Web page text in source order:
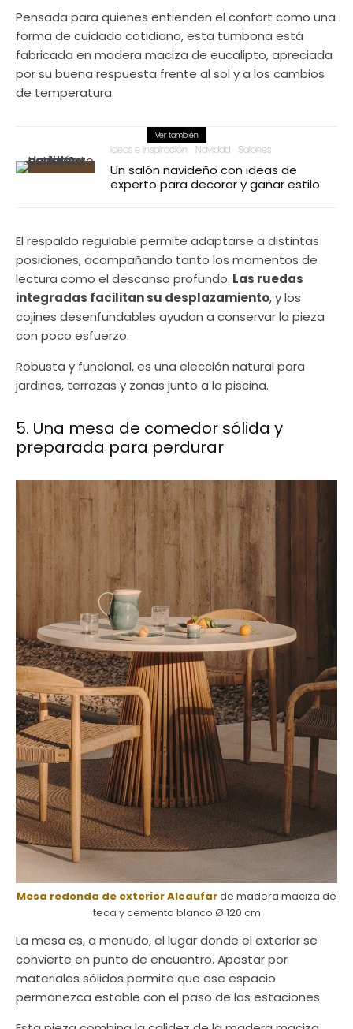
Pensada para quienes entienden el confort como una
forma de cuidado cotidiano, esta tumbona está
fabricada en madera maciza de eucalipto, apreciada
por su buena respuesta frente al sol y a los cambios
de temperatura.
Ver también
Ideas e inspiración Navidad Salones
Un salón navideño con ideas de
experto para decorar y ganar estilo
El respaldo regulable permite adaptarse a distintas
posiciones, acompañando tanto los momentos de
lectura como el descanso profundo. Las ruedas
integradas facilitan su desplazamiento, y los
cojines desenfundables ayudan a conservar la pieza
con poco esfuerzo.
Robusta y funcional, es una elección natural para
jardines, terrazas y zonas junto a la piscina.
5. Una mesa de comedor sólida y
preparada para perdurar
Mesa redonda de exterior Alcaufarde madera maciza de
teca y cemento blanco Ø 120 cm
La mesa es, a menudo, el lugar donde el exterior se
convierte en punto de encuentro. Apostar por
materiales sólidos permite que ese espacio
permanezca estable con el paso de las estaciones.